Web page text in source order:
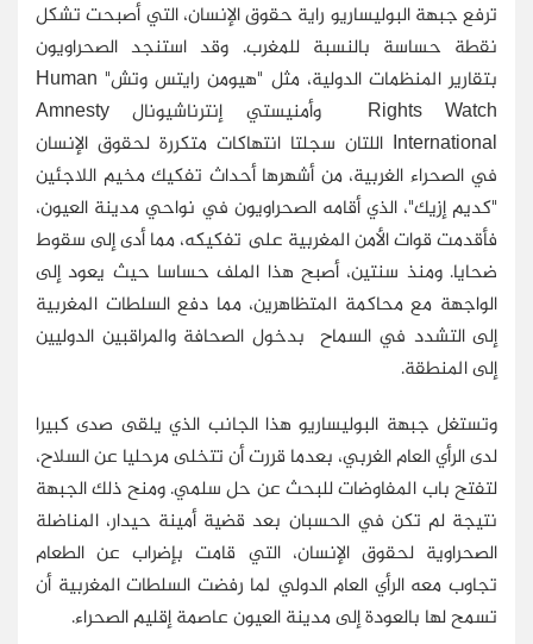
ترفع جبهة البوليساريو راية حقوق الإنسان، التي أصبحت تشكل
نقطة حساسة بالنسبة للمغرب. وقد استنجد الصحراويون
بتقارير المنظمات الدولية، مثل "هيومن رايتس وتش" Human
Rights Watch وأمنيستي إنترناشيونال Amnesty
International اللتان سجلتا انتهاكات متكررة لحقوق الإنسان
في الصحراء الغربية، من أشهرها أحداث تفكيك مخيم اللاجئين
"كديم إزيك"، الذي أقامه الصحراويون في نواحي مدينة العيون،
فأقدمت قوات الأمن المغربية على تفكيكه، مما أدى إلى سقوط
ضحايا. ومنذ سنتين، أصبح هذا الملف حساسا حيث يعود إلى
الواجهة مع محاكمة المتظاهرين، مما دفع السلطات المغربية
إلى التشدد في السماح بدخول الصحافة والمراقبين الدوليين
إلى المنطقة.
وتستغل جبهة البوليساريو هذا الجانب الذي يلقى صدى كبيرا
لدى الرأي العام الغربي، بعدما قررت أن تتخلى مرحليا عن السلاح،
لتفتح باب المفاوضات للبحث عن حل سلمي. ومنح ذلك الجبهة
نتيجة لم تكن في الحسبان بعد قضية أمينة حيدار، المناضلة
الصحراوية لحقوق الإنسان، التي قامت بإضراب عن الطعام
تجاوب معه الرأي العام الدولي لما رفضت السلطات المغربية أن
تسمح لها بالعودة إلى مدينة العيون عاصمة إقليم الصحراء.